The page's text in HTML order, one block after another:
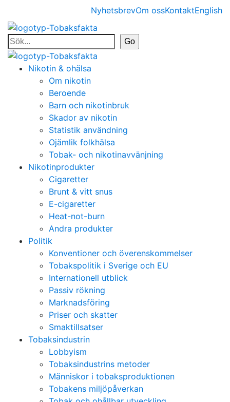
NyhetsbrevOm ossKontaktEnglish
Nikotin & ohälsa
Om nikotin
Beroende
Barn och nikotinbruk
Skador av nikotin
Statistik användning
Ojämlik folkhälsa
Tobak- och nikotinavvänjning
Nikotinprodukter
Cigaretter
Brunt & vitt snus
E-cigaretter
Heat-not-burn
Andra produkter
Politik
Konventioner och överenskommelser
Tobakspolitik i Sverige och EU
Internationell utblick
Passiv rökning
Marknadsföring
Priser och skatter
Smaktillsatser
Tobaksindustrin
Lobbyism
Tobaksindustrins metoder
Människor i tobaksproduktionen
Tobakens miljöpåverkan